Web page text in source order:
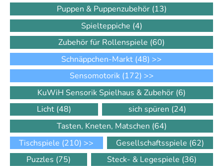
Puppen & Puppenzubehör (13)
Spielteppiche (4)
Zubehör für Rollenspiele (60)
Schnäppchen-Markt (48) >>
Sensomotorik (172) >>
KuWiH Sensorik Spielhaus & Zubehör (6)
Licht (48) sich spüren (24)
Tasten, Kneten, Matschen (64)
Tischspiele (210) >> Gesellschaftsspiele (62)
Puzzles (75) Steck- & Legespiele (36)